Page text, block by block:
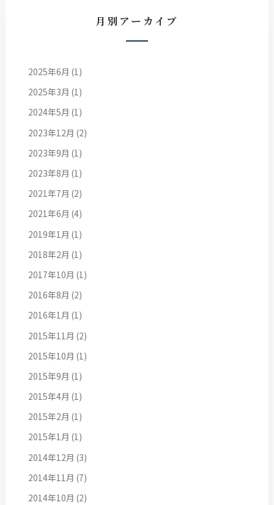
月別アーカイブ
2025年6月 (1)
2025年3月 (1)
2024年5月 (1)
2023年12月 (2)
2023年9月 (1)
2023年8月 (1)
2021年7月 (2)
2021年6月 (4)
2019年1月 (1)
2018年2月 (1)
2017年10月 (1)
2016年8月 (2)
2016年1月 (1)
2015年11月 (2)
2015年10月 (1)
2015年9月 (1)
2015年4月 (1)
2015年2月 (1)
2015年1月 (1)
2014年12月 (3)
2014年11月 (7)
2014年10月 (2)